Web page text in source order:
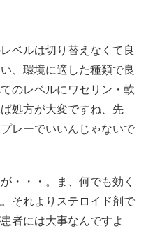
ベルは切り替えなくて良
、環境に適した種類で良
のレベルにワセリン・軟
処方が大変ですね、先
レーでいいんじゃないで
・・・。ま、何でも効く
それよりステロイド剤で
者には大事なんですよ